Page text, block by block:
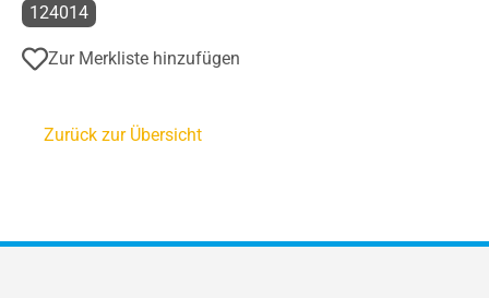
124014
Zur Merkliste hinzufügen
Zurück zur Übersicht